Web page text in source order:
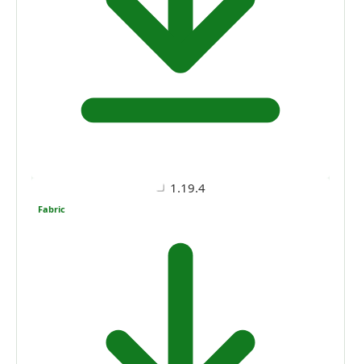
1.19.4
Fabric